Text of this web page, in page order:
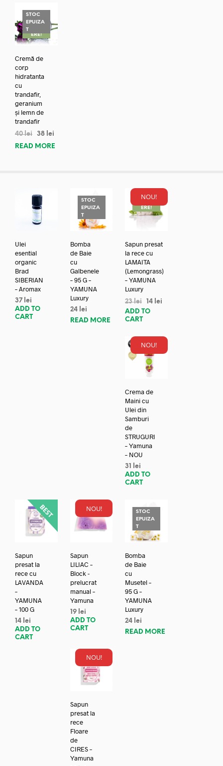
STOC
EPUIZA
TREDUC
ERE!
Cremă de
corp
hidratanta
cu
trandafir,
geranium
și lemn de
trandafir
40lei 38 lei
READ MORE
Ulei
esential
organic
Brad
SIBERIAN
– Aromax
37 lei
ADD TO
CART
STOC
EPUIZA
T
Bomba
de Baie
cu
Galbenele
– 95 G –
YAMUNA
Luxury
24 lei
READ MORE
NOU!
REDUC
ERE!
Sapun presat
la rece cu
LAMAITA
(Lemongrass)
– YAMUNA
Luxury
23lei 14 lei
ADD TO
CART
NOU!
Crema de
Maini cu
Ulei din
Samburi
de
STRUGURI
– Yamuna
– NOU
31
lei
ADD TO
CART
Sapun
presat la
rece cu
LAVANDA
–
YAMUNA
– 100 G
14 lei
ADD TO
CART
NOU!
Sapun
LILIAC –
Block -
prelucrat
manual –
Yamuna
19 lei
ADD TO
CART
STOC
EPUIZA
T
Bomba
de Baie
cu
Musetel –
95 G –
YAMUNA
Luxury
24 lei
READ MORE
NOU!
Sapun
presat la
rece
Floare
de
CIRES –
Yamuna